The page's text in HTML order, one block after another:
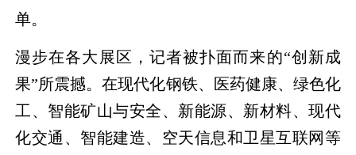
单。
漫步在各大展区，记者被扑面而来的“创新成
果”所震撼。在现代化钢铁、医药健康、绿色化
工、智能矿山与安全、新能源、新材料、现代
化交通、智能建造、空天信息和卫星互联网等